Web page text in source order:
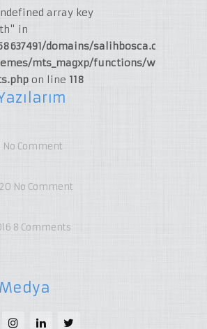
array key
in
domains/salihbosca.com/
mts_magxp/functions/widget-
on line 118
No Comment
No Comment
8 Comments